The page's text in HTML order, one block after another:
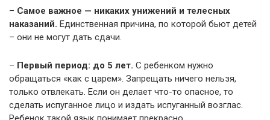
– Самое важное — никаких унижений и телесных
наказаний. Единственная причина, по которой бьют детей
– они не могут дать сдачи.
– Первый период: до 5 лет. С ребенком нужно
обращаться «как с царем». Запрещать ничего нельзя,
только отвлекать. Если он делает что-то опасное, то
сделать испуганное лицо и издать испуганный возглас.